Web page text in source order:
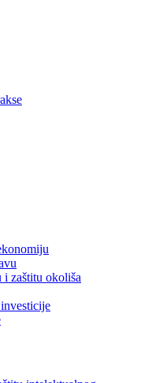
i zaštitu okoliša